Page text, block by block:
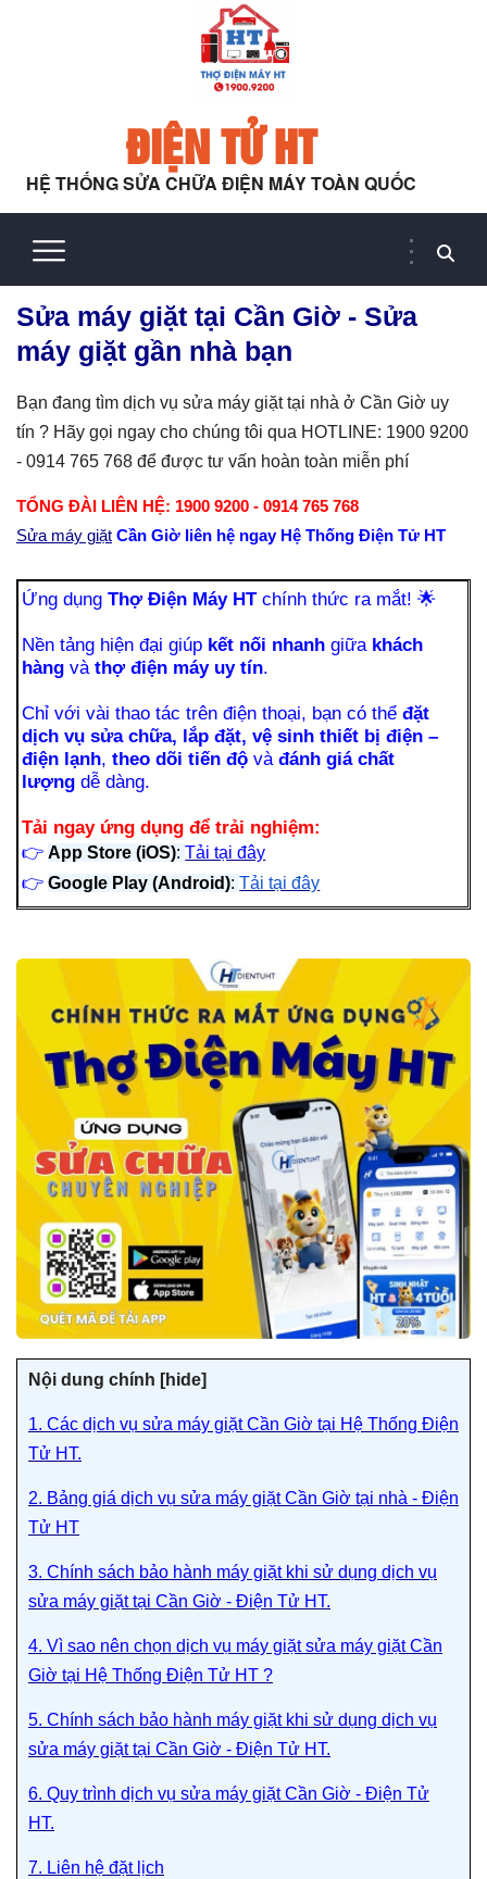
ĐIỆN TỬ HT
HỆ THỐNG SỬA CHỮA ĐIỆN MÁY TOÀN QUỐC
Sửa máy giặt tại Cần Giờ - Sửa
máy giặt gần nhà bạn
Bạn đang tìm dịch vụ sửa máy giặt tại nhà ở Cần Giờ uy
tín ? Hãy gọi ngay cho chúng tôi qua HOTLINE: 1900 9200
- 0914 765 768 để được tư vấn hoàn toàn miễn phí
TỔNG ĐÀI LIÊN HỆ: 1900 9200 - 0914 765 768
Sửa máy giặt Cần Giờ liên hệ ngay Hệ Thống Điện Tử HT
Ứng dụngThợ Điện Máy HTchính thức ra mắt!🌟
Nền tảng hiện đại giúp kết nối nhanh giữa khách
hàng vàthợ điện máy uy tín.
Chỉ với vài thao tác trên điện thoại, bạn có thểđặt
dịch vụ sửa chữa, lắp đặt, vệ sinh thiết bị điện –
điện lạnh,theo dõi tiến độ vàđánh giá chất
lượng dễ dàng.
Tải ngay ứng dụng để trải nghiệm:
👉 App Store (iOS):Tải tại đây
👉 Google Play (Android):Tải tại đây
Nội dung chính [hide]
1. Các dịch vụ sửa máy giặt Cần Giờ tại Hệ Thống Điện
Tử HT.
2. Bảng giá dịch vụ sửa máy giặt Cần Giờ tại nhà - Điện
Tử HT
3. Chính sách bảo hành máy giặt khi sử dụng dịch vụ
sửa máy giặt tại Cần Giờ - Điện Tử HT.
4. Vì sao nên chọn dịch vụ máy giặt sửa máy giặt Cần
Giờ tại Hệ Thống Điện Tử HT ?
5. Chính sách bảo hành máy giặt khi sử dụng dịch vụ
sửa máy giặt tại Cần Giờ - Điện Tử HT.
6. Quy trình dịch vụ sửa máy giặt Cần Giờ - Điện Tử
HT.
7. Liên hệ đặt lịch